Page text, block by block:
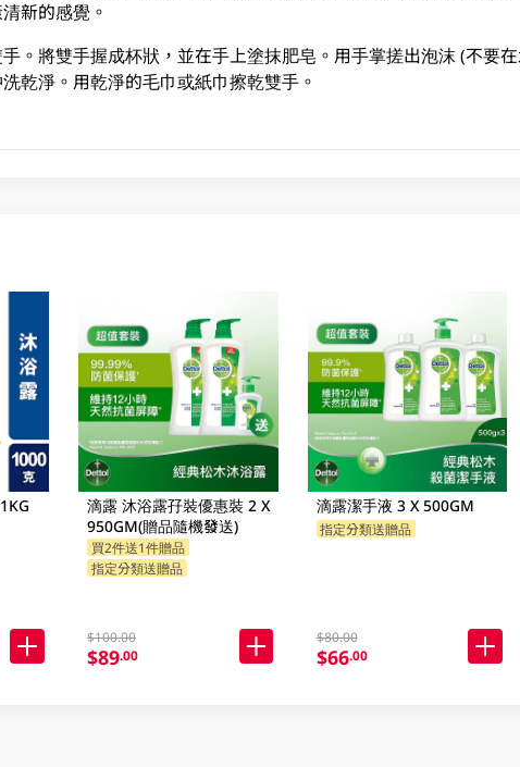
新的感覺。
。將雙手握成杯狀，並在手上塗抹肥皂。用手掌搓出泡沫 (不要
乾淨。用乾淨的毛巾或紙巾擦乾雙手。
滴露 沐浴露孖裝優惠裝 2 X
950GM(贈品隨機發送)
買2件送1件贈品
指定分類送贈品
$100.00
$89.00
滴露潔手液 3 X 500GM
指定分類送贈品
$80.00
$66.00